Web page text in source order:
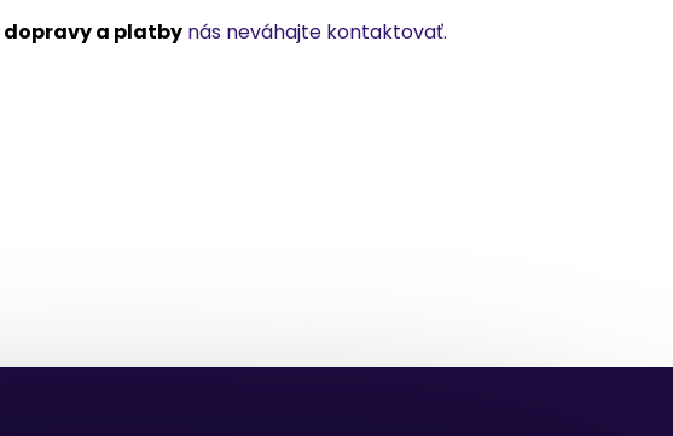
dopravy a platby nás neváhajte kontaktovať.